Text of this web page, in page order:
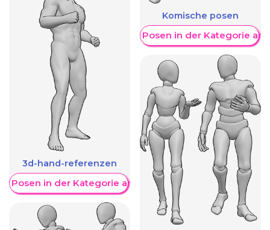
3d-hand-referenzen
Posen in der Kategorie anzeigen
Komische posen
Weitere Posen in der Kategorie